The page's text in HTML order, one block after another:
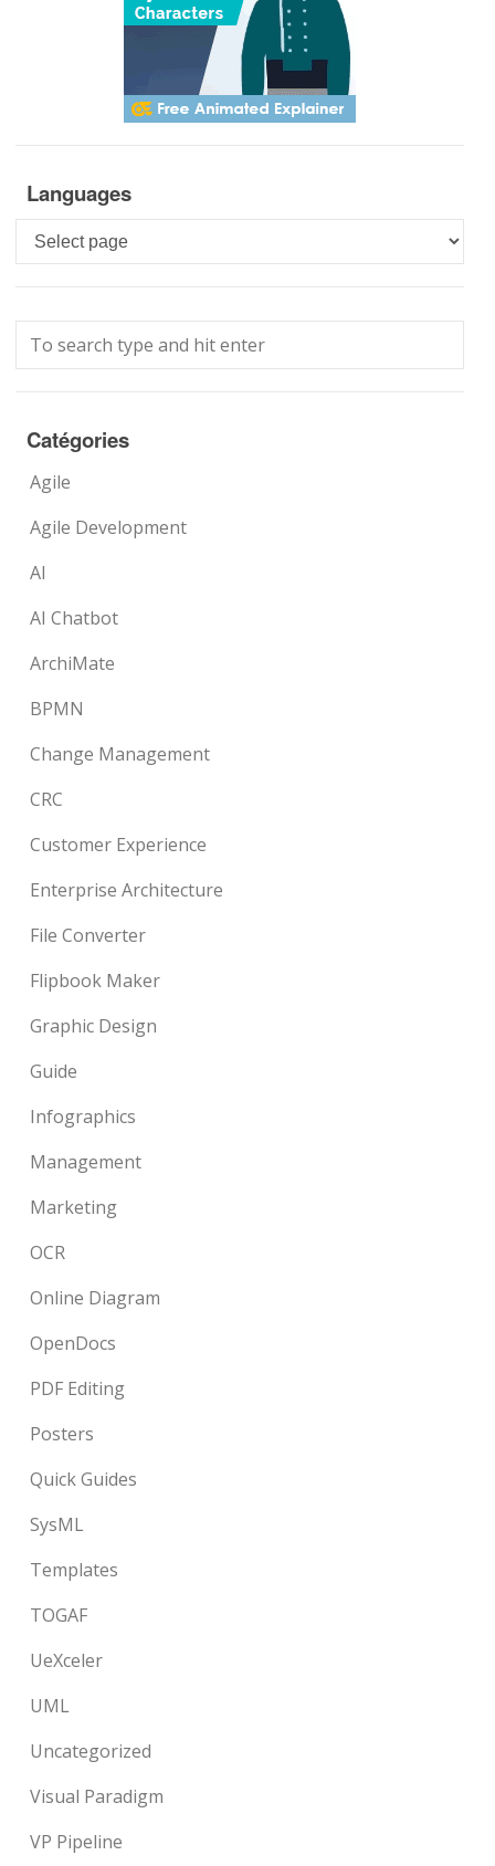
Languages
Languages
Catégories
Agile
Agile Development
AI
AI Chatbot
ArchiMate
BPMN
Change Management
CRC
Customer Experience
Enterprise Architecture
File Converter
Flipbook Maker
Graphic Design
Guide
Infographics
Management
Marketing
OCR
Online Diagram
OpenDocs
PDF Editing
Posters
Quick Guides
SysML
Templates
TOGAF
UeXceler
UML
Uncategorized
Visual Paradigm
VP Pipeline